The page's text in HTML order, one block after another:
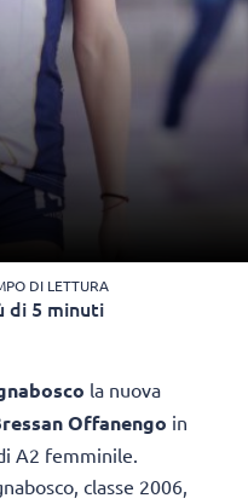
DI LETTURA
di 5 minuti
la nuova
Offanengo in
A2 femminile.
classe 2006,